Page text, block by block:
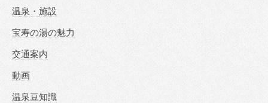
温泉・施設
宝寿の湯の魅力
交通案内
動画
温泉豆知識